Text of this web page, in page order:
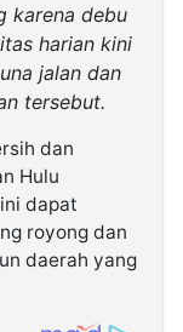
karena debu
harian kini
jalan dan
tersebut.
dan
Hulu
dapat
royong dan
daerah yang